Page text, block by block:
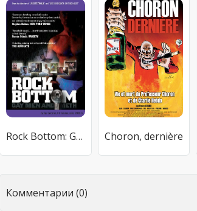
Rock Bottom: Gay Men & Meth Choron, dernière
Комментарии (0)